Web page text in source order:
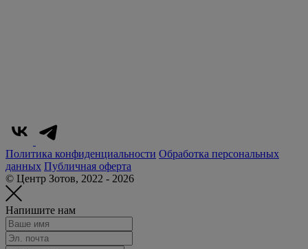
Политика конфиденциальности Обработка персональных
данных Публичная оферта
© Центр Зотов, 2022 - 2026
Напишите нам